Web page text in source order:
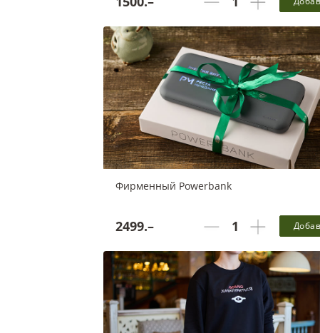
Белки - 0 г, Жиры - 0 г, Углеводы - 0 г, 0 ккал в
порт micro-USB. Размеры: 121/25/174 Емкость
Белки - 0 г, Жиры - 0 г, Углеводы - 0 г, 0 ккал в
порции
Фирменный Powerbank
2499.–